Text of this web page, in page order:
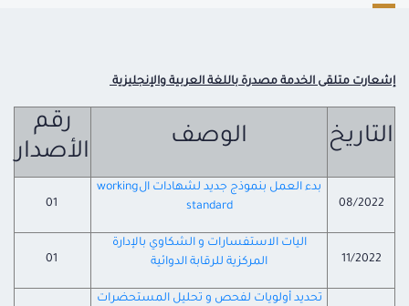
إشعارت متلقى الخدمة مصدرة باللغة العربية والإنجليزية
التاريخ الوصف
رقم
الأصدار
08/2022
بدء العمل بنموذج جديد لشهادات الworking
standard
11/2022
اليات الاستفسارات و الشكاوي بالإدارة
المركزية للرقابة الدوائية
تحديد أولويات لفحص و تحليل المستحضرات